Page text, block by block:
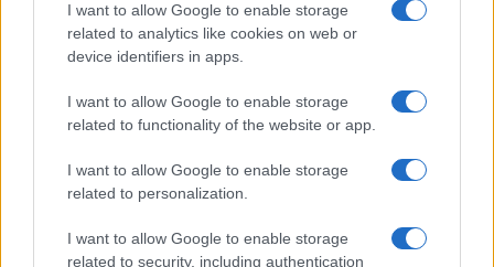
I want to allow Google to enable storage
related to analytics like cookies on web or
device identifiers in apps.
I want to allow Google to enable storage
related to functionality of the website or app.
I want to allow Google to enable storage
related to personalization.
I want to allow Google to enable storage
related to security, including authentication